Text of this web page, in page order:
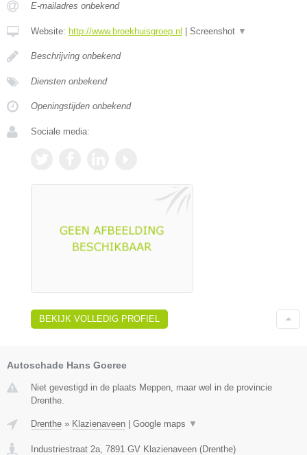
E-mailadres onbekend
Website: http://www.broekhuisgroep.nl Screenshot ▼
Beschrijving onbekend
Diensten onbekend
Openingstijden onbekend
Sociale media:
BEKIJK VOLLEDIG PROFIEL
Autoschade Hans Goeree
Niet gevestigd in de plaats Meppen, maar wel in de provincie
Drenthe.
Drenthe » Klazienaveen Google maps ▼
Industriestraat 2a 7891 GV Klazienaveen (Drenthe)